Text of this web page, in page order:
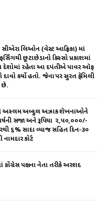
સીએરા લિઓન (વેસ્ટ આફ્રિકા) માં
છૂટાછેડાનો કિસ્સો પ્રકાશમાં
રહેતા આ દપંતીએ પાવર ઑફ
દાવો કર્યો હતો. જેના પર સુરત ફેમિલી
છે.
અસ્લમ અબ્દુલ અઝાક શેખનાઓને
સજા અને રૂપિયા ₹ ૨,૫૦,૦૦૦/-
૬% સાદા વ્યાજ સહિત દિન-૩૦
કોર્ટ
કોંગ્રેસ પક્ષના નેતા તરીકે અરશદ